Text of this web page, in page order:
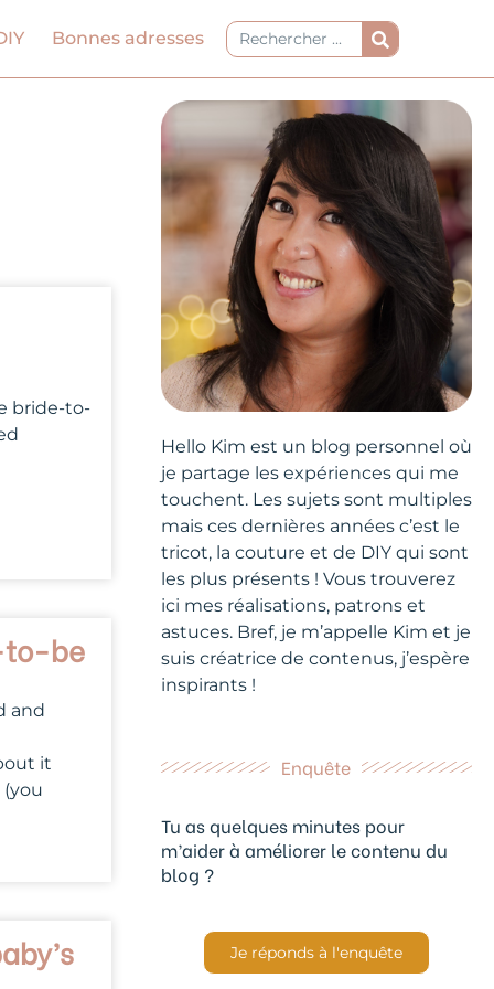
Bonnes adresses Rechercher
bride-to-
to-be
and
it
Hello Kim est un blog personnel où
je partage les expériences qui me
touchent. Les sujets sont multiples
mais ces dernières années c’est le
tricot, la couture et de DIY qui sont
les plus présents ! Vous trouverez
ici mes réalisations, patrons et
astuces. Bref, je m’appelle Kim et je
suis créatrice de contenus, j’espère
inspirants !
Enquête
Tu as quelques minutes pour
m’aider à améliorer le contenu du
blog ?
Je réponds à l'enquête